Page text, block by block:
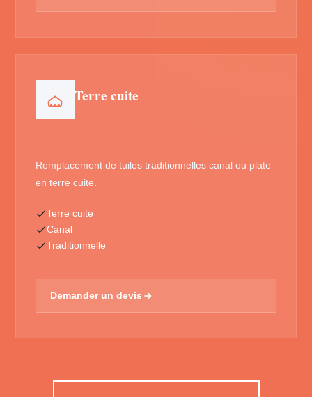
Terre cuite
Remplacement de tuiles traditionnelles canal ou plate
en terre cuite.
Terre cuite
Canal
Traditionnelle
Demander un devis